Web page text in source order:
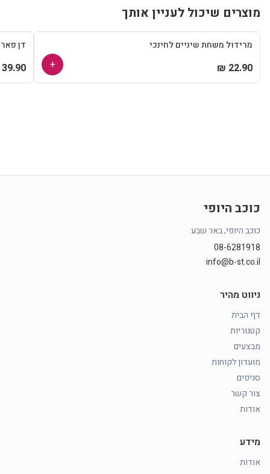
מוצרים שיכול לעניין אותך
מרידול משחת שיניים לחינכי
22.90 ₪
+
דן
39.90 ₪
כוכב היופי
כוכב היופי, באר שבע
08-6281918
info@b-st.co.il
ניווט מהיר
דף הבית
קטגוריות
מבצעים
מועדון לקוחות
סניפים
צור קשר
אודות
מידע
אודות